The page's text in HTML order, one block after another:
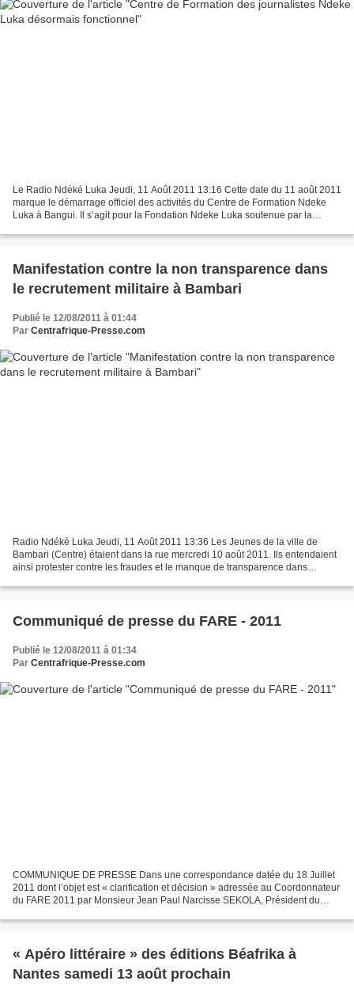
Le Radio Ndéké Luka Jeudi, 11 Août 2011 13:16 Cette date du 11 août 2011
marque le démarrage officiel des activités du Centre de Formation Ndeke
Luka à Bangui. Il s’agit pour la Fondation Ndeke Luka soutenue par la
Manifestation contre la non transparence dans
le recrutement militaire à Bambari
Publié le 12/08/2011 à 01:44
Par Centrafrique-Presse.com
Radio Ndéké Luka Jeudi, 11 Août 2011 13:36 Les Jeunes de la ville de
Bambari (Centre) étaient dans la rue mercredi 10 août 2011. Ils entendaient
ainsi protester contre les fraudes et le manque de transparence dans
Communiqué de presse du FARE - 2011
Publié le 12/08/2011 à 01:34
Par Centrafrique-Presse.com
COMMUNIQUE DE PRESSE Dans une correspondance datée du 18 Juillet
2011 dont l’objet est « clarification et décision » adressée au Coordonnateur
du FARE 2011 par Monsieur Jean Paul Narcisse SEKOLA, Président du
« Apéro littéraire » des éditions Béafrika à
Nantes samedi 13 août prochain